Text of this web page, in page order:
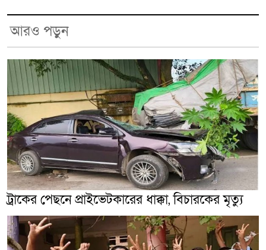
আরও পড়ুন
ট্রাকের পেছনে প্রাইভেটকারের ধাক্কা, বিচারকের মৃত্যু